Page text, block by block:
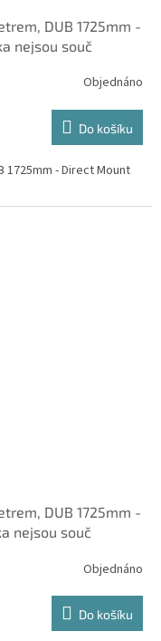
DUB 1725mm -
nejsou souč
Objednáno
Do košíku
1725mm - Direct Mount
DUB 1725mm -
nejsou souč
Objednáno
Do košíku